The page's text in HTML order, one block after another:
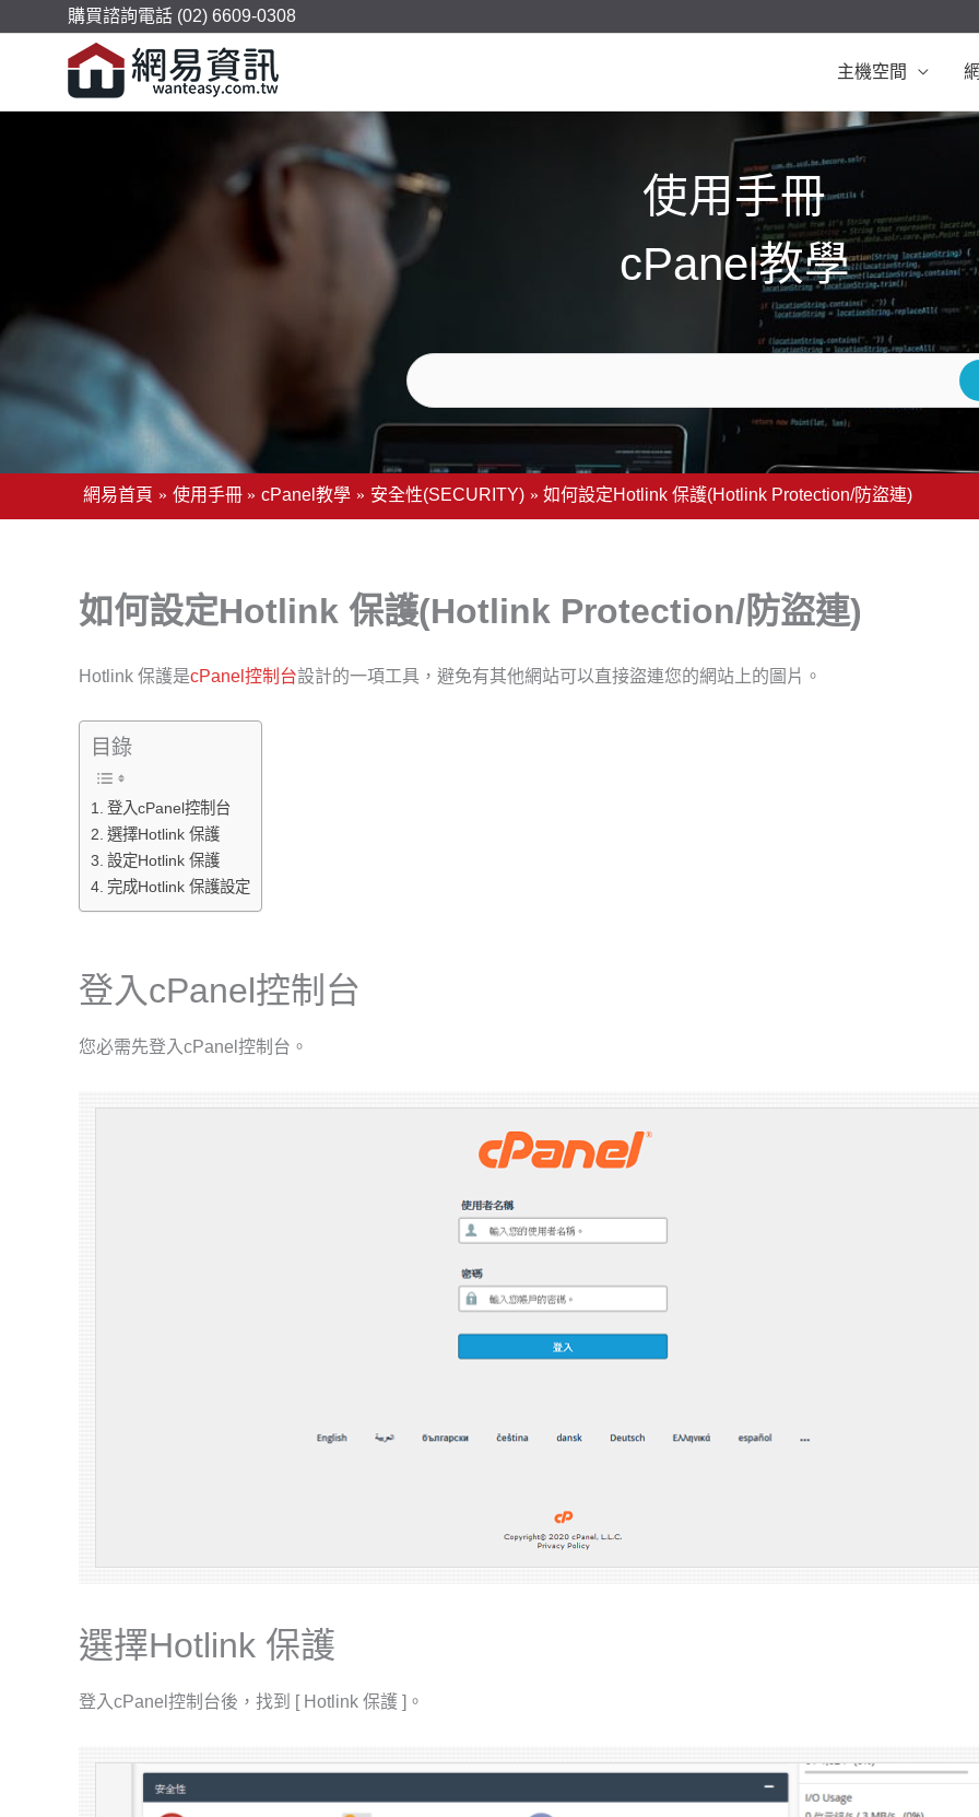
購買諮詢電話 (02) 6609-0308
主機空間
使用手冊
cPanel教學
網易首頁 使用手冊 cPanel教學 安全性(SECURITY) 如何設定Hotlink 保護(Hotlink Protection/防盜連)
如何設定Hotlink 保護(Hotlink Protection/防盜連)
Hotlink 保護是cPanel控制台設計的一項工具，避免有其他網站可以直接盜連您的網站上的圖片。
目錄
登入cPanel控制台
選擇Hotlink 保護
設定Hotlink 保護
完成Hotlink 保護設定
登入cPanel控制台
您必需先登入cPanel控制台。
選擇Hotlink 保護
登入cPanel控制台後，找到 [ Hotlink 保護 ]。